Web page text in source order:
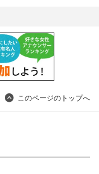
このページのトップへ